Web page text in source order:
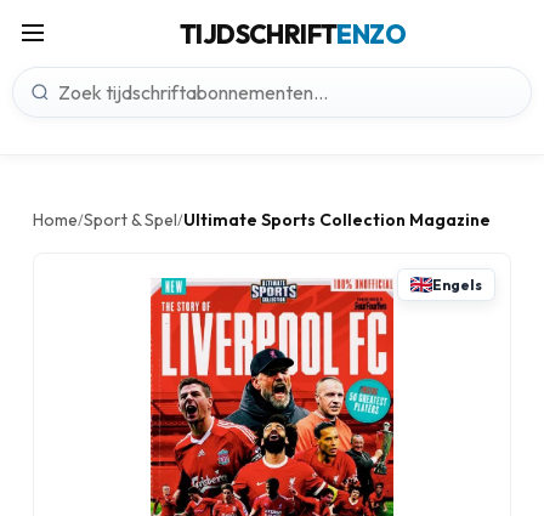
TIJDSCHRIFTENZO
Home/Sport & Spel/Ultimate Sports Collection Magazine
Engels